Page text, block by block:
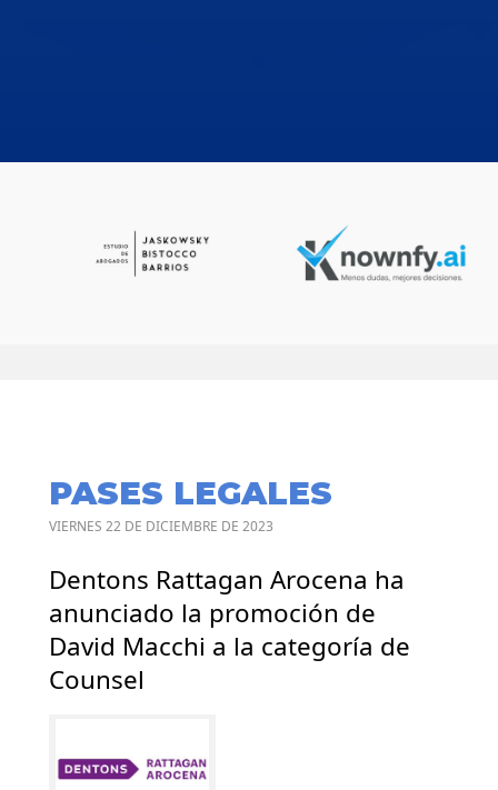
PASES LEGALES
VIERNES 22 DE DICIEMBRE DE 2023
Dentons Rattagan Arocena ha
anunciado la promoción de
David Macchi a la categoría de
Counsel